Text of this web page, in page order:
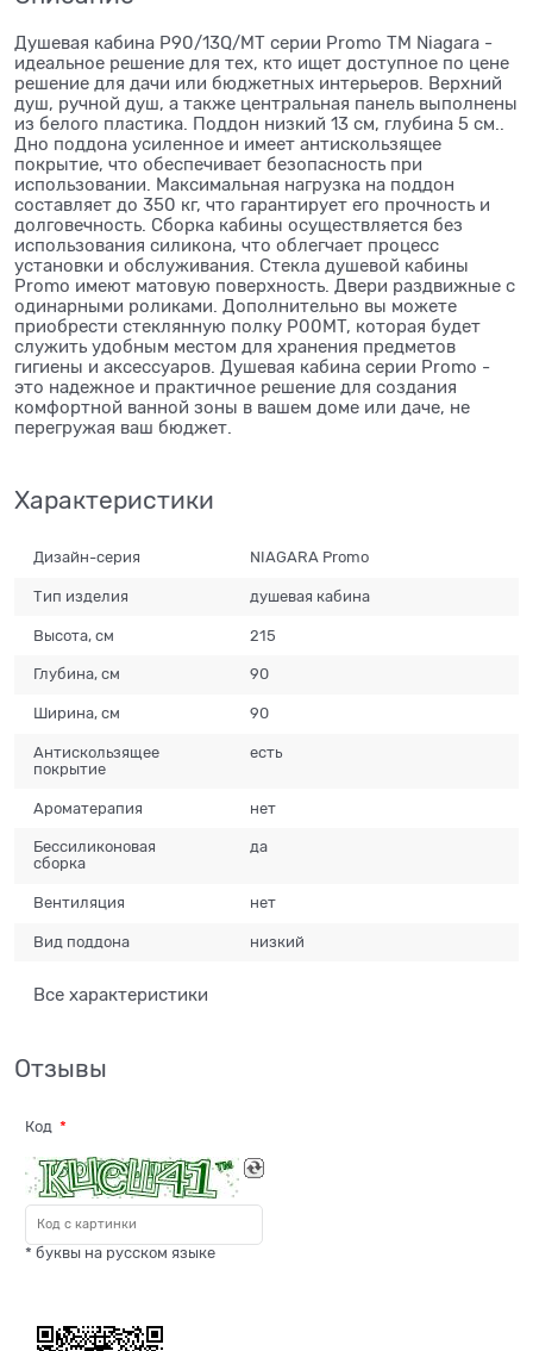
Душевая кабина P90/13Q/MT серии Promo ТМ Niagara -
идеальное решение для тех, кто ищет доступное по цене
решение для дачи или бюджетных интерьеров. Верхний
душ, ручной душ, а также центральная панель выполнены
из белого пластика. Поддон низкий 13 см, глубина 5 см..
Дно поддона усиленное и имеет антискользящее
покрытие, что обеспечивает безопасность при
использовании. Максимальная нагрузка на поддон
составляет до 350 кг, что гарантирует его прочность и
долговечность. Сборка кабины осуществляется без
использования силикона, что облегчает процесс
установки и обслуживания. Стекла душевой кабины
Promo имеют матовую поверхность. Двери раздвижные с
одинарными роликами. Дополнительно вы можете
приобрести стеклянную полку P00MT, которая будет
служить удобным местом для хранения предметов
гигиены и аксессуаров. Душевая кабина серии Promo -
это надежное и практичное решение для создания
комфортной ванной зоны в вашем доме или даче, не
перегружая ваш бюджет.
Характеристики
Дизайн-серия NIAGARA Promo
Тип изделия душевая кабина
Высота, см 215
Глубина, см 90
Ширина, см 90
Антискользящее
покрытие
есть
Ароматерапия нет
Бессиликоновая
сборка
да
Вентиляция нет
Вид поддона низкий
Все характеристики
Отзывы
Код
* буквы на русском языке